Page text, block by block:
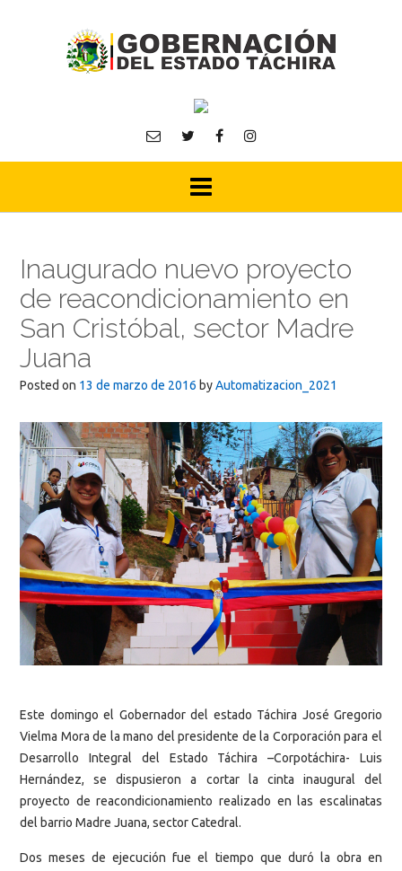
Inaugurado nuevo proyecto
de reacondicionamiento en
San Cristóbal, sector Madre
Juana
Posted on 13 de marzo de 2016 byAutomatizacion_2021
Este domingo el Gobernador del estado Táchira José Gregorio
Vielma Mora de la mano del presidente de la Corporación para el
Desarrollo Integral del Estado Táchira –Corpotáchira- Luis
Hernández, se dispusieron a cortar la cinta inaugural del
proyecto de reacondicionamiento realizado en las escalinatas
del barrio Madre Juana, sector Catedral.
Dos meses de ejecución fue el tiempo que duró la obra en